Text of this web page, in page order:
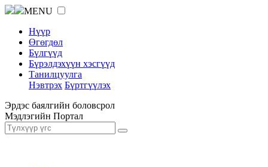
MENU
Нүүр
Өгөгдөл
Бүлгүүд
Бүрэлдэхүүн хэсгүүд
Танилцуулга
Нэвтрэх Бүртгүүлэх
Эрдэс баялгийн боловсрол
Мэдлэгийн Портал